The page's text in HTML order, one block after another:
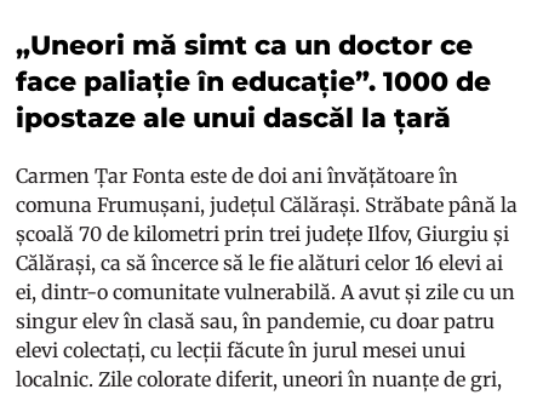
„Uneori mă simt ca un doctor ce
face paliație în educație”. 1000 de
ipostaze ale unui dascăl la țară
Carmen Țar Fonta este de doi ani învățătoare în
comuna Frumușani, județul Călărași. Străbate până la
școală 70 de kilometri prin trei județe Ilfov, Giurgiu și
Călărași, ca să încerce să le fie alături celor 16 elevi ai
ei, dintr-o comunitate vulnerabilă. A avut și zile cu un
singur elev în clasă sau, în pandemie, cu doar patru
elevi colectați, cu lecții făcute în jurul mesei unui
localnic. Zile colorate diferit, uneori în nuanțe de gri,